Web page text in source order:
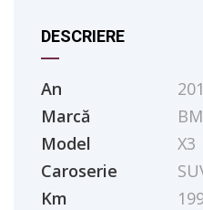
DESCRIERE
An
Marcă
Model
X3
Caroserie
Km